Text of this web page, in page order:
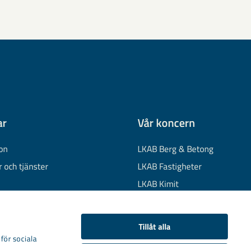
sociala
Tillåt alla
och tjänster
cookies
Vår koncern
LKAB Berg & Betong
LKAB Fastigheter
LKAB Kimit
LKAB Wassara